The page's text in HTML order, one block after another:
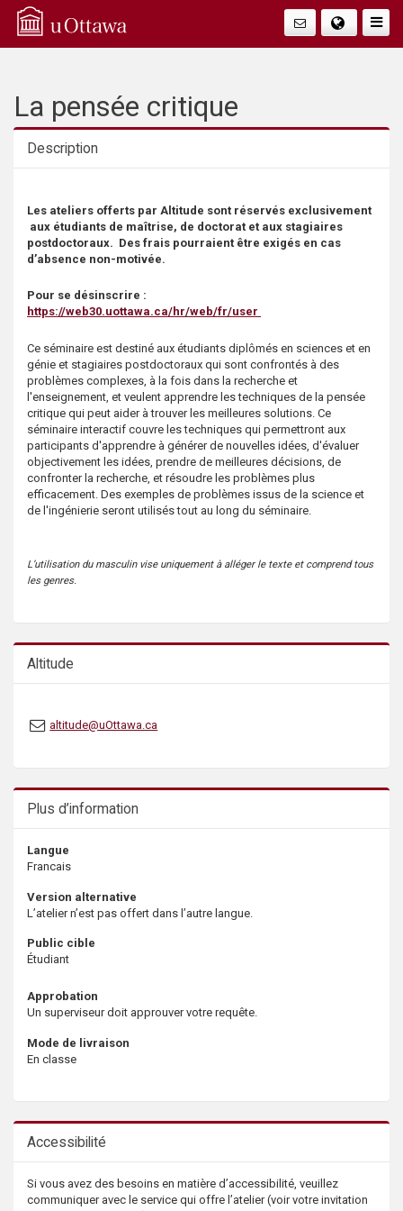
Q
Faire
La pensée critique
Description
Les ateliers offerts par Altitude sont réservés exclusivement
aux étudiants de maîtrise, de doctorat et aux stagiaires
postdoctoraux. Des frais pourraient être exigés en cas
d’absence non-motivée.
Pour se désinscrire :
https://web30.uottawa.ca/hr/web/fr/user
Ce séminaire est destiné aux étudiants diplômés en sciences et en
génie et stagiaires postdoctoraux qui sont confrontés à des
problèmes complexes, à la fois dans la recherche et
l'enseignement, et veulent apprendre les techniques de la pensée
critique qui peut aider à trouver les meilleures solutions. Ce
séminaire interactif couvre les techniques qui permettront aux
participants d'apprendre à générer de nouvelles idées, d'évaluer
objectivement les idées, prendre de meilleures décisions, de
confronter la recherche, et résoudre les problèmes plus
efficacement. Des exemples de problèmes issus de la science et
de l'ingénierie seront utilisés tout au long du séminaire.
L’utilisation du masculin vise uniquement à alléger le texte et comprend tous
les genres.
Altitude
altitude@uOttawa.ca
Plus d’information
Langue
Francais
Version alternative
L’atelier n’est pas offert dans l’autre langue.
Public cible
Étudiant
Approbation
Un superviseur doit approuver votre requête.
Mode de livraison
En classe
Accessibilité
Si vous avez des besoins en matière d’accessibilité, veuillez
communiquer avec le service qui offre l’atelier (voir votre invitation